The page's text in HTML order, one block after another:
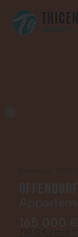
790,12 € / mois *